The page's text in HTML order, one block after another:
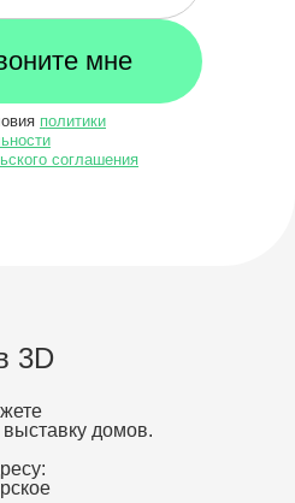
политики
соглашения
3D
домов.